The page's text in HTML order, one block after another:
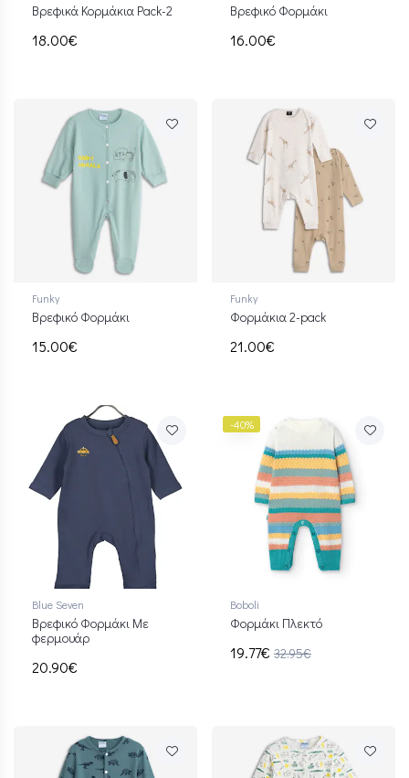
Βρεφικά Κορμάκια Pack-2
18.00€
Βρεφικό Φορμάκι
16.00€
Funky
Βρεφικό Φορμάκι
15.00€
Funky
Φορμάκια 2-pack
21.00€
Blue Seven
Βρεφικό Φορμάκι Με
φερμουάρ
20.90€
-40%
Boboli
Φορμάκι Πλεκτό
19.77€ 32.95€